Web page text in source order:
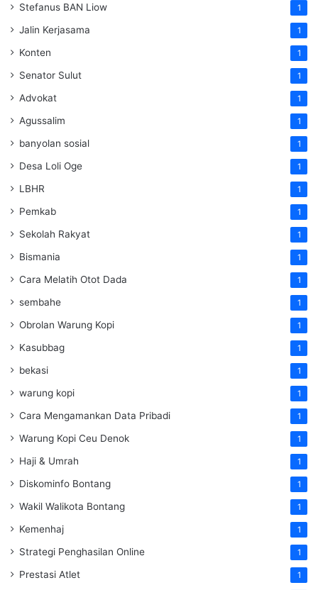
Stefanus BAN Liow 1
Jalin Kerjasama 1
Konten 1
Senator Sulut 1
Advokat 1
Agussalim 1
banyolan sosial 1
Desa Loli Oge 1
LBHR 1
Pemkab 1
Sekolah Rakyat 1
Bismania 1
Cara Melatih Otot Dada 1
sembahe 1
Obrolan Warung Kopi 1
Kasubbag 1
bekasi 1
warung kopi 1
Cara Mengamankan Data Pribadi 1
Warung Kopi Ceu Denok 1
Haji & Umrah 1
Diskominfo Bontang 1
Wakil Walikota Bontang 1
Kemenhaj 1
Strategi Penghasilan Online 1
Prestasi Atlet 1